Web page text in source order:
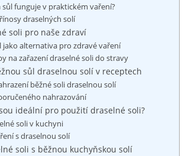
sůl funguje v praktickém vaření?
draselných solí
soli pro naše zdraví
jako alternativa pro zdravé vaření
na zařazení draselné soli do stravy
sůl draselnou solí v receptech
běžné soli draselnou solí
nahrazování
ideální pro použití draselné soli?
soli v kuchyni
s draselnou solí
soli s běžnou kuchyňskou solí